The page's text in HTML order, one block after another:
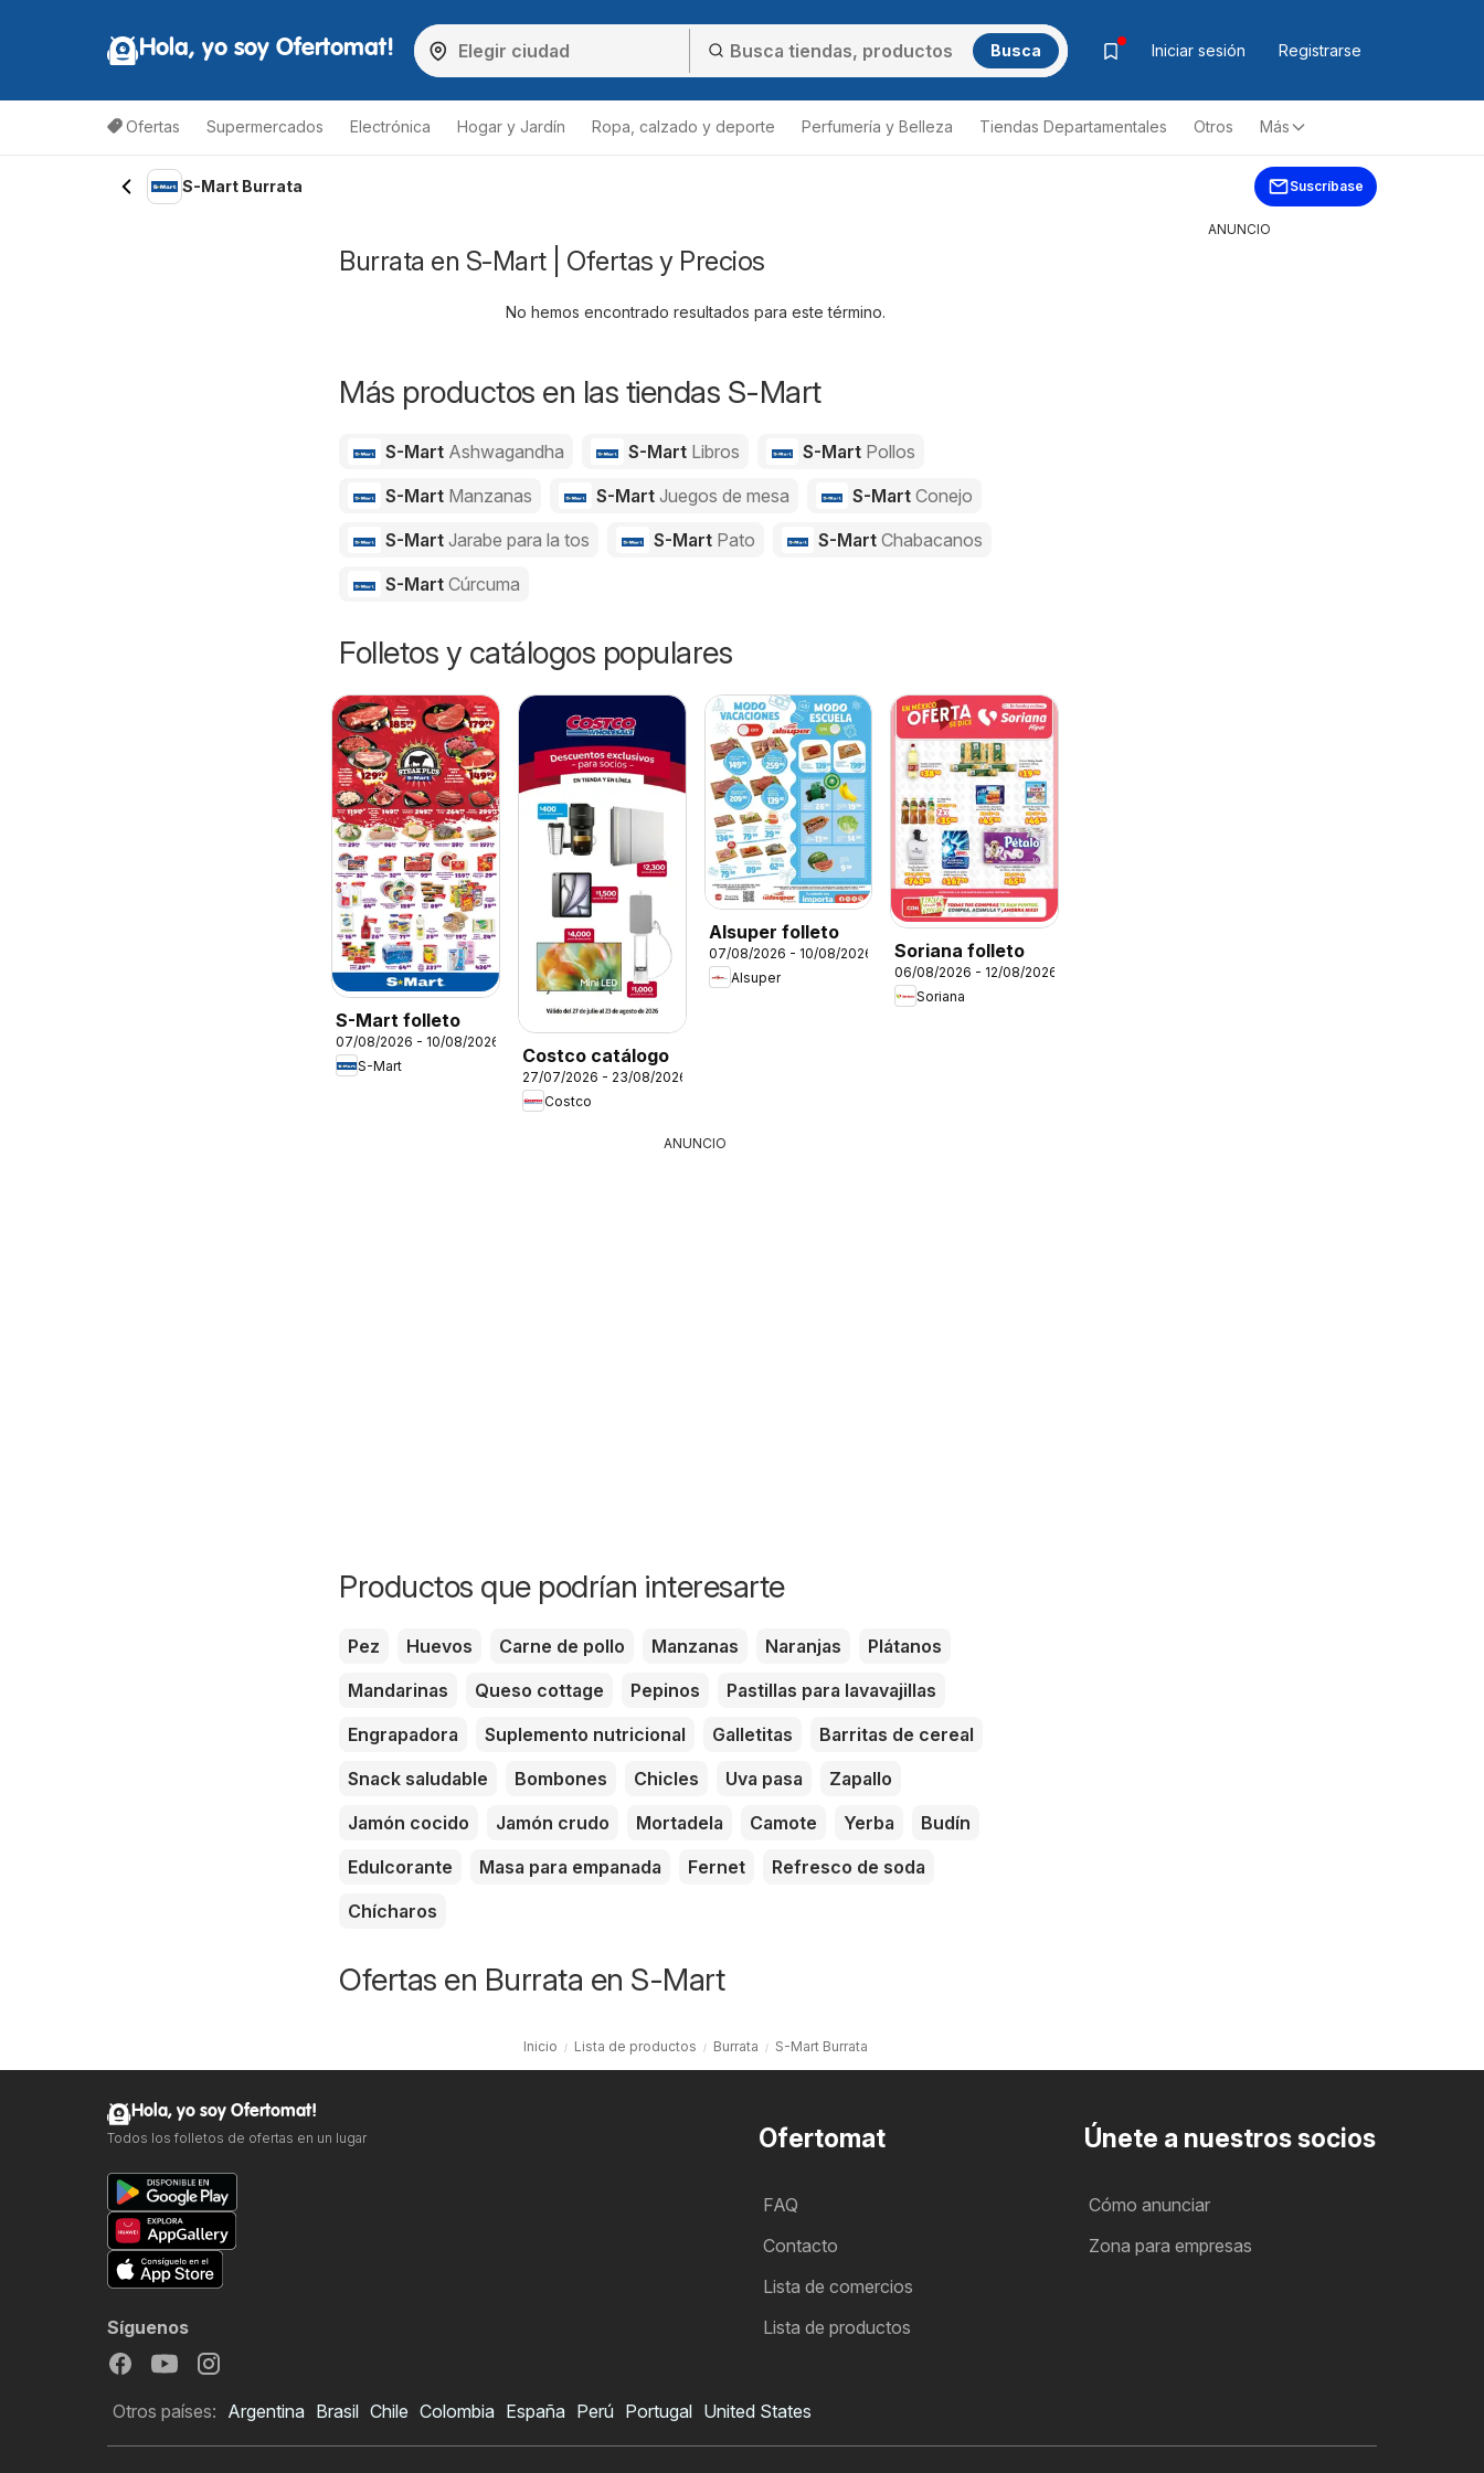
Hola, yo soy Ofertomat! Busca Iniciar sesión Registrarse
Ofertas Supermercados Electrónica Hogar y Jardín Ropa, calzado y deporte Perfumería y Belleza Tiendas Departamentales Otros Más
S-Mart Burrata Suscríbase
Burrata en S-Mart | Ofertas y Precios
No hemos encontrado resultados para este término.
Más productos en las tiendas S-Mart
S-Mart Ashwagandha S-Mart Libros S-Mart Pollos
S-Mart Manzanas S-Mart Juegos de mesa S-MartConejo
S-Mart Jarabe para la tos S-Mart Pato S-MartChabacanos
S-Mart Cúrcuma
Folletos y catálogos populares
S-Mart folleto
07/08/2026 - 10/08/2026
S-Mart
Costco catálogo
27/07/2026 - 23/08/2026
Costco
Alsuper folleto
07/08/2026 - 10/08/2026
Alsuper
Soriana folleto
06/08/2026 - 12/08/2026
Soriana
ANUNCIO
Productos que podrían interesarte
Pez Huevos Carne de pollo Manzanas Naranjas
Plátanos
Mandarinas
Queso cottage Pepinos
Pastillas para lavavajillas
Engrapadora
Suplemento nutricional Galletitas
Barritas de cereal
Snack saludable
Bombones Chicles Uva pasa
Zapallo
Jamón cocido
Jamón crudo Mortadela Camote Yerba
Budín
Edulcorante
Masa para empanada Fernet
Refresco de soda
Chícharos
Ofertas en Burrata en S-Mart
Inicio Lista de productos Burrata S-Mart Burrata
ANUNCIO
Ofertomat
FAQ
Contacto
Lista de comercios
Lista de productos
Únete a nuestros socios
Cómo anunciar
Zona para empresas
Hola, yo soy Ofertomat!
Todos los folletos de ofertas en un lugar
Síguenos
Otros países: Argentina Brasil Chile Colombia España Perú Portugal United States